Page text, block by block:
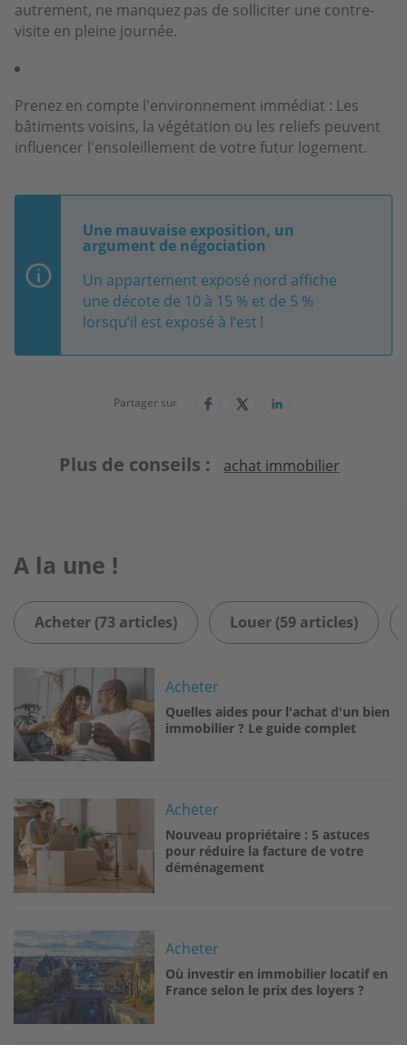
autrement, ne manquez pas de solliciter une contre-
visite en pleine journée.
Prenez en compte l'environnement immédiat : Les
bâtiments voisins, la végétation ou les reliefs peuvent
influencer l'ensoleillement de votre futur logement.
Une mauvaise exposition, un
argument de négociation
Un appartement exposé nord affiche
une décote de 10 à 15 % et de 5 %
lorsqu’il est exposé à l’est !
Partager sur
Plus de conseils achat immobilier
A la une !
Acheter (73 articles) Louer (59 articles)
Image
Acheter
Quelles aides pour l'achat d'un bien
immobilier ? Le guide complet
Image Acheter
Nouveau propriétaire : 5 astuces
pour réduire la facture de votre
déménagement
Image
Acheter
Où investir en immobilier locatif en
France selon le prix des loyers ?